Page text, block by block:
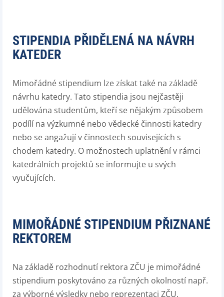
STIPENDIA PŘIDĚLENÁ NA NÁVRH
KATEDER
Mimořádné stipendium lze získat také na základě
návrhu katedry. Tato stipendia jsou nejčastěji
udělována studentům, kteří se nějakým způsobem
podílí na výzkumné nebo vědecké činnosti katedry
nebo se angažují v činnostech souvisejících s
chodem katedry. O možnostech uplatnění v rámci
katedrálních projektů se informujte u svých
vyučujících.
MIMOŘÁDNÉ STIPENDIUM PŘIZNANÉ
REKTOREM
Na základě rozhodnutí rektora ZČU je mimořádné
stipendium poskytováno za různých okolností např.
za výborné výsledky nebo reprezentaci ZČU.